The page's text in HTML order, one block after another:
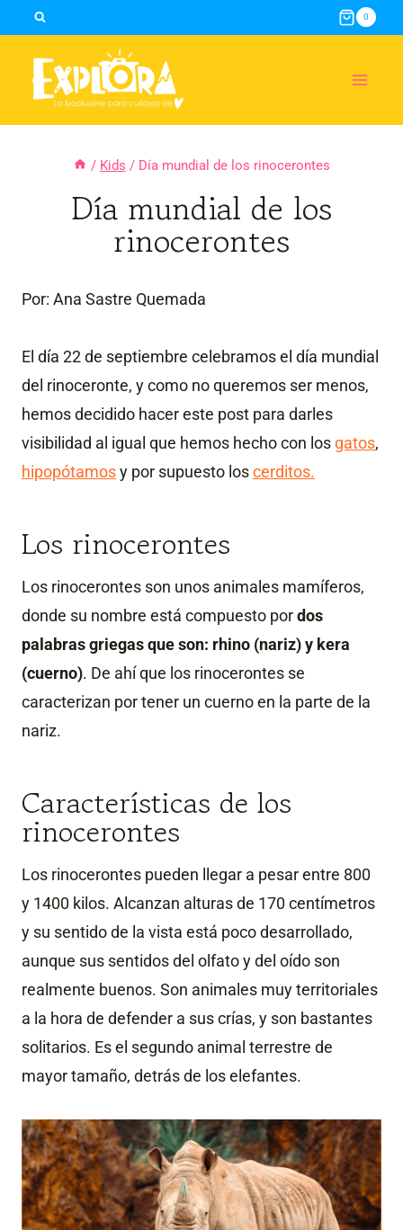
content
0
/ Kids / Día mundial de los rinocerontes
Día mundial de los
rinocerontes
Por: Ana Sastre Quemada
El día 22 de septiembre celebramos el día mundial
del rinoceronte, y como no queremos ser menos,
hemos decidido hacer este post para darles
visibilidad al igual que hemos hecho con los gatos,
hipopótamosy por supuesto loscerditos.
Los rinocerontes
Los rinocerontes son unos animales mamíferos,
donde su nombre está compuesto pordos
palabras griegas que son: rhino (nariz) y kera
(cuerno). De ahí que los rinocerontes se
caracterizan por tener un cuerno en la parte de la
nariz.
Características de los
rinocerontes
Los rinocerontes pueden llegar a pesar entre 800
y 1400 kilos. Alcanzan alturas de 170 centímetros
y su sentido de la vista está poco desarrollado,
aunque sus sentidos del olfato y del oído son
realmente buenos. Son animales muy territoriales
a la hora de defender a sus crías, y son bastantes
solitarios. Es el segundo animal terrestre de
mayor tamaño, detrás de los elefantes.